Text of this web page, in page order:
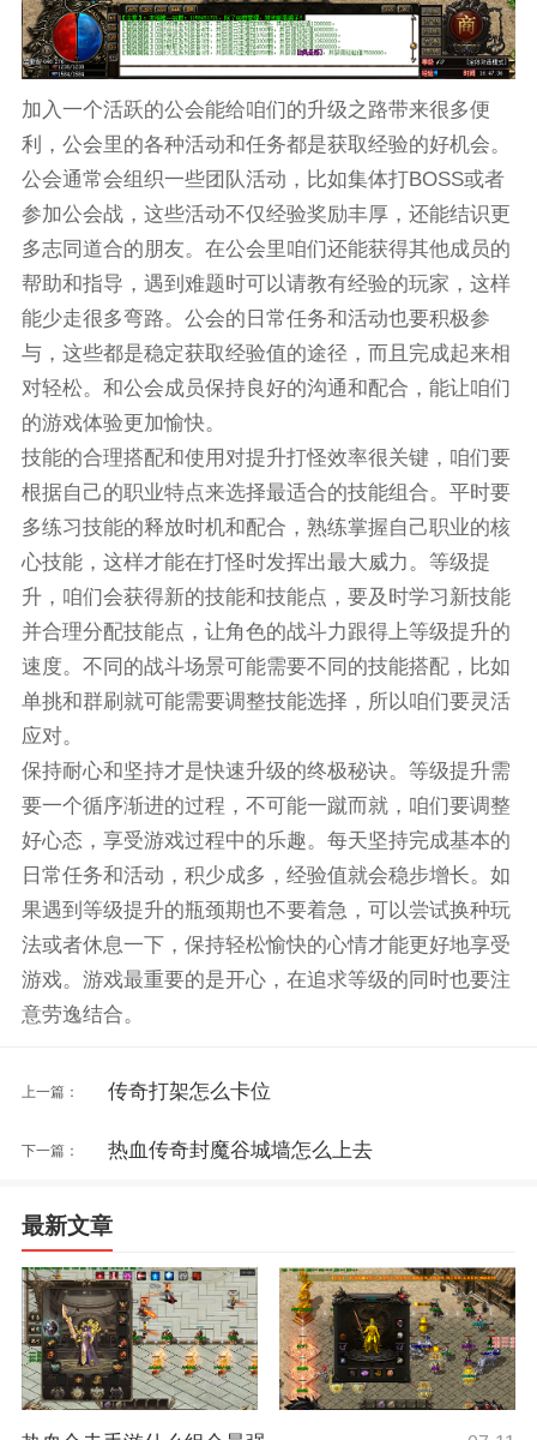
加入一个活跃的公会能给咱们的升级之路带来很多便
利，公会里的各种活动和任务都是获取经验的好机会。
公会通常会组织一些团队活动，比如集体打BOSS或者
参加公会战，这些活动不仅经验奖励丰厚，还能结识更
多志同道合的朋友。在公会里咱们还能获得其他成员的
帮助和指导，遇到难题时可以请教有经验的玩家，这样
能少走很多弯路。公会的日常任务和活动也要积极参
与，这些都是稳定获取经验值的途径，而且完成起来相
对轻松。和公会成员保持良好的沟通和配合，能让咱们
的游戏体验更加愉快。
技能的合理搭配和使用对提升打怪效率很关键，咱们要
根据自己的职业特点来选择最适合的技能组合。平时要
多练习技能的释放时机和配合，熟练掌握自己职业的核
心技能，这样才能在打怪时发挥出最大威力。等级提
升，咱们会获得新的技能和技能点，要及时学习新技能
并合理分配技能点，让角色的战斗力跟得上等级提升的
速度。不同的战斗场景可能需要不同的技能搭配，比如
单挑和群刷就可能需要调整技能选择，所以咱们要灵活
应对。
保持耐心和坚持才是快速升级的终极秘诀。等级提升需
要一个循序渐进的过程，不可能一蹴而就，咱们要调整
好心态，享受游戏过程中的乐趣。每天坚持完成基本的
日常任务和活动，积少成多，经验值就会稳步增长。如
果遇到等级提升的瓶颈期也不要着急，可以尝试换种玩
法或者休息一下，保持轻松愉快的心情才能更好地享受
游戏。游戏最重要的是开心，在追求等级的同时也要注
意劳逸结合。
上一篇： 传奇打架怎么卡位
下一篇： 热血传奇封魔谷城墙怎么上去
最新文章